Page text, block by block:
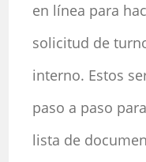
en línea para
solicitud de
interno. Estos
paso a paso
lista de